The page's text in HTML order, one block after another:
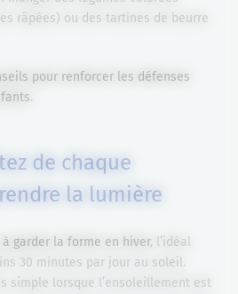
râpées) ou des tartines de beurre
pour renforcer les défenses
.
de chaque
la lumière
garder la forme en hiver, l’idéal
30 minutes par jour au soleil.
simple lorsque l’ensoleillement est